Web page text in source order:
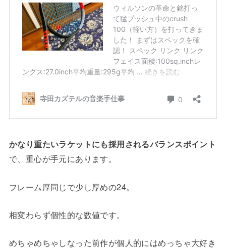
かなり重たいラケットにも採用されるバランスポイント
で、重心が手元にあります。
フレーム厚同じで少し厚めの24。
相変わらず個性的な数値です。
めちゃめちゃしなった前作が個人的にはめっちゃ大好き